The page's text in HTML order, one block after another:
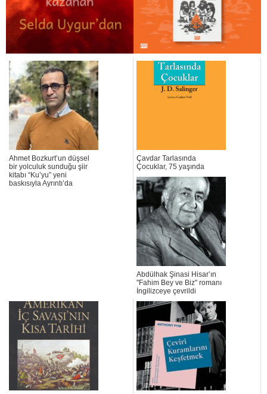
Ahmet Bozkurt’un düşsel
bir yolculuk sunduğu şiir
kitabı “Ku’yu” yeni
baskısıyla Ayrıntı’da
Çavdar Tarlasında
Çocuklar, 75 yaşında
Abdülhak Şinasi Hisar’ın
"Fahim Bey ve Biz" romanı
İngilizceye çevrildi